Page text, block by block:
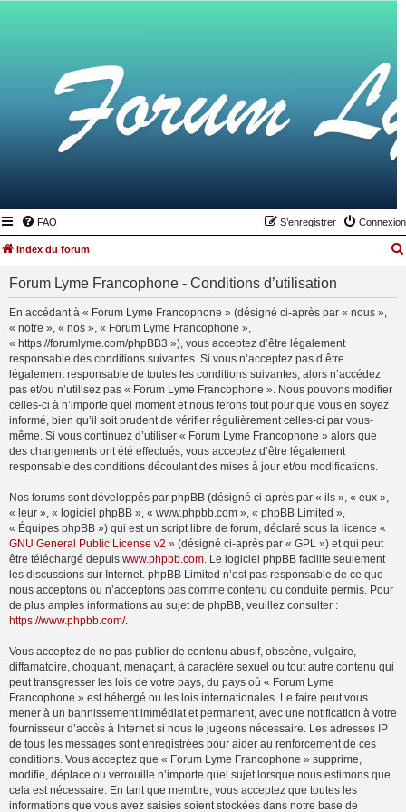
FAQ Connexion
S’enregistrer
Index du forum
Forum Lyme Francophone - Conditions d’utilisation
En accédant à « Forum Lyme Francophone » (désigné ci-après par « nous »,
« notre », « nos », « Forum Lyme Francophone »,
« https://forumlyme.com/phpBB3 »), vous acceptez d’être légalement
responsable des conditions suivantes. Si vous n’acceptez pas d’être
légalement responsable de toutes les conditions suivantes, alors n’accédez
pas et/ou n’utilisez pas « Forum Lyme Francophone ». Nous pouvons modifier
celles-ci à n’importe quel moment et nous ferons tout pour que vous en soyez
informé, bien qu’il soit prudent de vérifier régulièrement celles-ci par vous-
même. Si vous continuez d’utiliser « Forum Lyme Francophone » alors que
des changements ont été effectués, vous acceptez d’être légalement
responsable des conditions découlant des mises à jour et/ou modifications.
Nos forums sont développés par phpBB (désigné ci-après par « ils », « eux »,
« leur », « logiciel phpBB », « www.phpbb.com », « phpBB Limited »,
« Équipes phpBB ») qui est un script libre de forum, déclaré sous la licence «
GNU General Public License v2 » (désigné ci-après par « GPL ») et qui peut
être téléchargé depuis www.phpbb.com. Le logiciel phpBB facilite seulement
les discussions sur Internet. phpBB Limited n’est pas responsable de ce que
nous acceptons ou n’acceptons pas comme contenu ou conduite permis. Pour
de plus amples informations au sujet de phpBB, veuillez consulter :
https://www.phpbb.com/.
Vous acceptez de ne pas publier de contenu abusif, obscène, vulgaire,
diffamatoire, choquant, menaçant, à caractère sexuel ou tout autre contenu qui
peut transgresser les lois de votre pays, du pays où « Forum Lyme
Francophone » est hébergé ou les lois internationales. Le faire peut vous
mener à un bannissement immédiat et permanent, avec une notification à votre
fournisseur d’accès à Internet si nous le jugeons nécessaire. Les adresses IP
de tous les messages sont enregistrées pour aider au renforcement de ces
conditions. Vous acceptez que « Forum Lyme Francophone » supprime,
modifie, déplace ou verrouille n’importe quel sujet lorsque nous estimons que
cela est nécessaire. En tant que membre, vous acceptez que toutes les
informations que vous avez saisies soient stockées dans notre base de